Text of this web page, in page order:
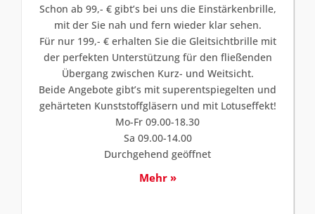
Schon ab 99,- € gibt’s bei uns die Einstärkenbrille,
mit der Sie nah und fern wieder klar sehen.
Für nur 199,- € erhalten Sie die Gleitsichtbrille mit
der perfekten Unterstützung für den fließenden
Übergang zwischen Kurz- und Weitsicht.
Beide Angebote gibt’s mit superentspiegelten und
gehärteten Kunststoffgläsern und mit Lotuseffekt!
Mo-Fr 09.00-18.30
Sa 09.00-14.00
Durchgehend geöffnet
Mehr »